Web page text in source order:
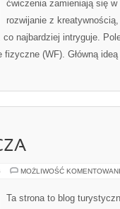
ćwiczenia zamieniają się w
rozwijanie z
najbardziej intryguje.
fizyczne (WF). Główną
MOŻLIWOŚĆ
Ta strona to blog